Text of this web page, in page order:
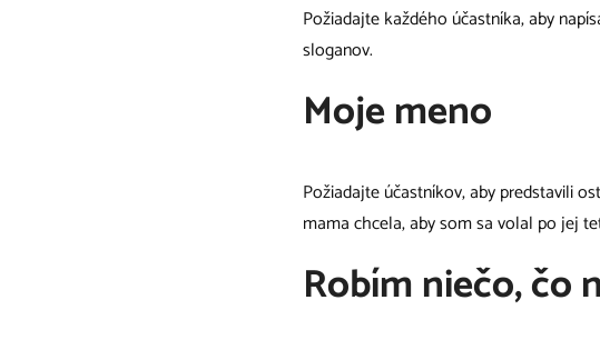
Požiadajte každého účastníka, aby
sloganov.
Moje meno
Požiadajte účastníkov, aby predstavili
mama chcela, aby som sa volal po jej
Robím niečo, čo